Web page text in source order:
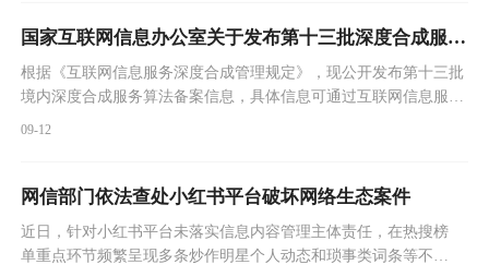
国家互联网信息办公室关于发布第十三批深度合成服务算法备案信息的公告
根据《互联网信息服务深度合成管理规定》，现公开发布第十三批
境内深度合成服务算法备案信息，具体信息可通过互联网信息服务
09-12
网信部门依法查处小红书平台破坏网络生态案件
近日，针对小红书平台未落实信息内容管理主体责任，在热搜榜
单重点环节频繁呈现多条炒作明星个人动态和琐事类词条等不良